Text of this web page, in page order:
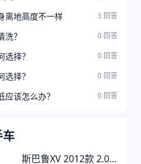
离地高度不一样
3 回答
洗？ 0 回答
选择？ 0 回答
选择？ 0 回答
应该怎么办？ 0 回答
车
斯巴鲁XV 2012款 2.0i